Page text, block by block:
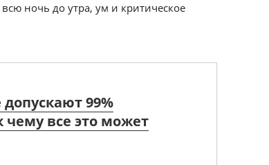
ночь до утра, ум и критическое
99%
чему все это может